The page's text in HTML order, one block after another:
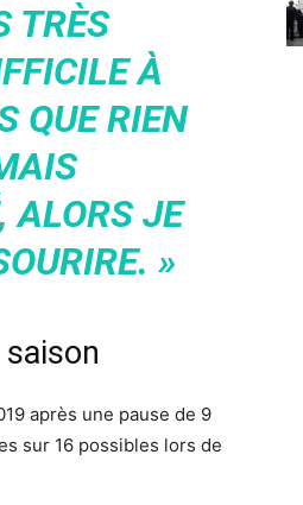
TRÈS
À
QUE RIEN
ALORS JE
»
après une pause de 9
sur 16 possibles lors de